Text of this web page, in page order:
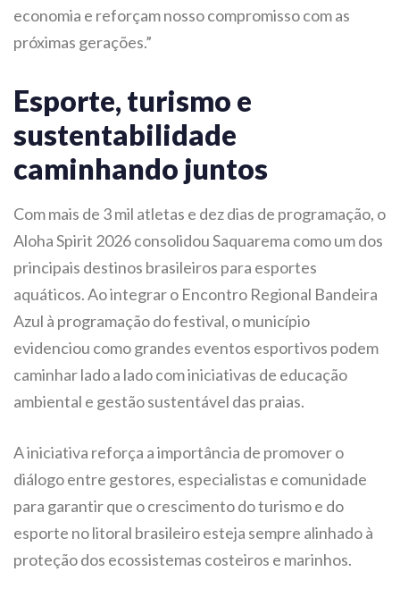
economia e reforçam nosso compromisso com as
próximas gerações.”
Esporte, turismo e
sustentabilidade
caminhando juntos
Com mais de 3 mil atletas e dez dias de programação, o
Aloha Spirit 2026 consolidou Saquarema como um dos
principais destinos brasileiros para esportes
aquáticos. Ao integrar o Encontro Regional Bandeira
Azul à programação do festival, o município
evidenciou como grandes eventos esportivos podem
caminhar lado a lado com iniciativas de educação
ambiental e gestão sustentável das praias.
A iniciativa reforça a importância de promover o
diálogo entre gestores, especialistas e comunidade
para garantir que o crescimento do turismo e do
esporte no litoral brasileiro esteja sempre alinhado à
proteção dos ecossistemas costeiros e marinhos.